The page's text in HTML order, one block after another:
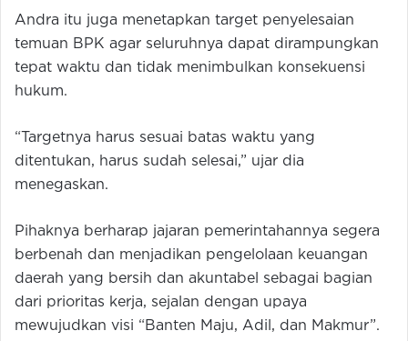
Andra itu juga menetapkan target penyelesaian
temuan BPK agar seluruhnya dapat dirampungkan
tepat waktu dan tidak menimbulkan konsekuensi
hukum.
“Targetnya harus sesuai batas waktu yang
ditentukan, harus sudah selesai,” ujar dia
menegaskan.
Pihaknya berharap jajaran pemerintahannya segera
berbenah dan menjadikan pengelolaan keuangan
daerah yang bersih dan akuntabel sebagai bagian
dari prioritas kerja, sejalan dengan upaya
mewujudkan visi “Banten Maju, Adil, dan Makmur”.